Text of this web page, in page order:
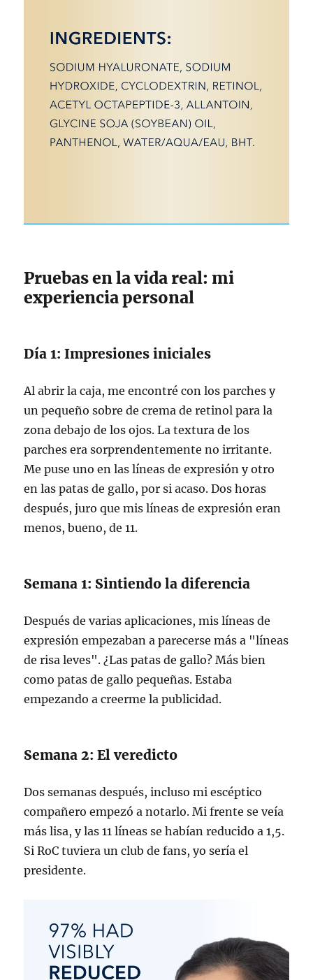
Pruebas en la vida real: mi
experiencia personal
Día 1: Impresiones iniciales
Al abrir la caja, me encontré con los parches y
un pequeño sobre de crema de retinol para la
zona debajo de los ojos. La textura de los
parches era sorprendentemente no irritante.
Me puse uno en las líneas de expresión y otro
en las patas de gallo, por si acaso. Dos horas
después, juro que mis líneas de expresión eran
menos, bueno, de 11.
Semana 1: Sintiendo la diferencia
Después de varias aplicaciones, mis líneas de
expresión empezaban a parecerse más a "líneas
de risa leves". ¿Las patas de gallo? Más bien
como patas de gallo pequeñas. Estaba
empezando a creerme la publicidad.
Semana 2: El veredicto
Dos semanas después, incluso mi escéptico
compañero empezó a notarlo. Mi frente se veía
más lisa, y las 11 líneas se habían reducido a 1,5.
Si RoC tuviera un club de fans, yo sería el
presidente.